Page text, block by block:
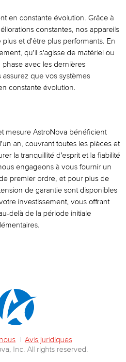
en constante évolution. Grâce à
constantes, nos appareils
et d'être plus performants. En
qu'il s'agisse de matériel ou
avec les dernières
que vos systèmes
constante évolution.
mesure AstroNova bénéficient
an, couvrant toutes les pièces et
la tranquillité d'esprit et la fiabilité
engageons à vous fournir un
premier ordre, et pour plus de
de garantie sont disponibles
investissement, vous offrant
delà de la période initiale
| Avis juridiques
Inc. All rights reserved.